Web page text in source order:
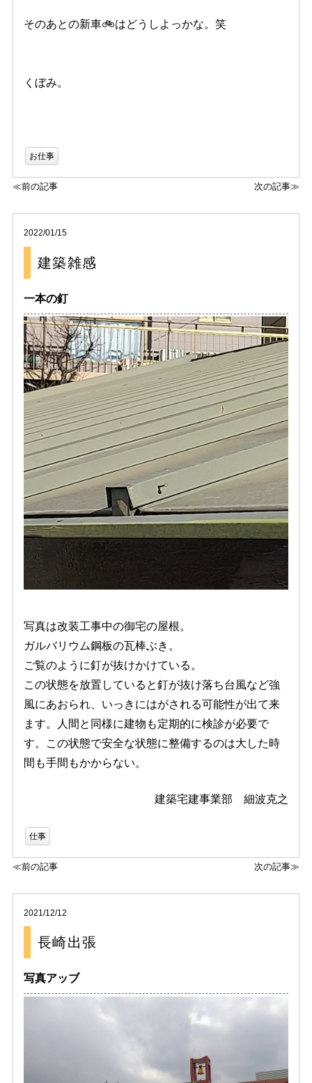
そのあとの新車🚲はどうしよっかな。笑
くぼみ。
お仕事
≪前の記事 次の記事≫
2022/01/15
建築雑感
一本の釘
写真は改装工事中の御宅の屋根。
ガルバリウム鋼板の瓦棒ぶき。
ご覧のように釘が抜けかけている。
この状態を放置していると釘が抜け落ち台風など強
風にあおられ、いっきにはがされる可能性が出て来
ます。人間と同様に建物も定期的に検診が必要で
す。この状態で安全な状態に整備するのは大した時
間も手間もかからない。
建築宅建事業部 細波克之
仕事
≪前の記事 次の記事≫
2021/12/12
長崎出張
写真アッブ